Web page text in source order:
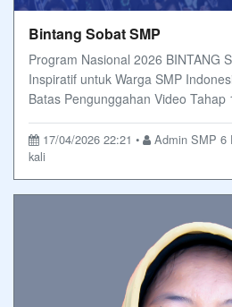
Bintang Sobat SMP
Program Nasional 2026 BINTANG
Inspiratif untuk Warga SMP
Batas Pengunggahan Video Tahap
17/04/2026 22:21 • Admin SMP 6
kali